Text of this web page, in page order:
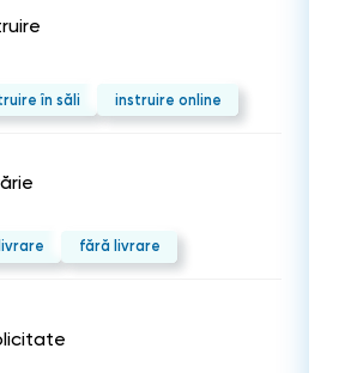
în săli instruire online
fără livrare